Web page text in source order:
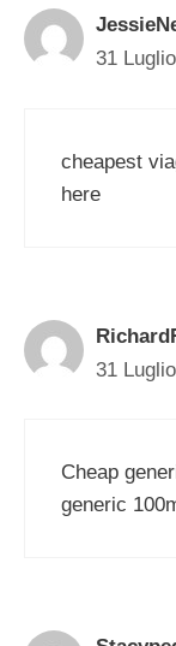
31
cheapest
here
31
Cheap
generic